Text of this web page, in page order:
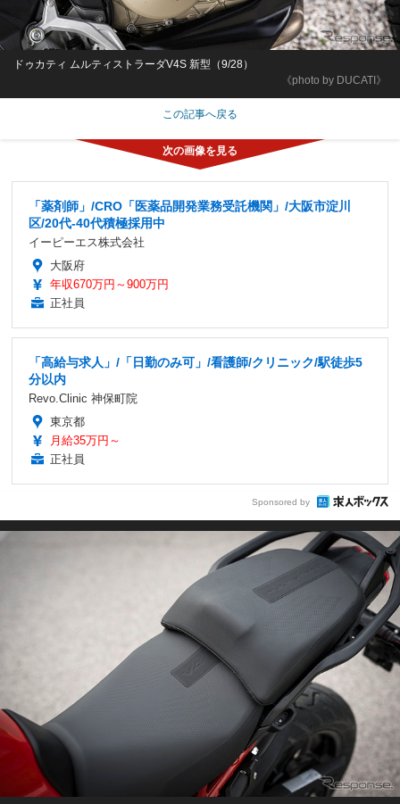
《photo by DUCATI》
ドゥカティ ムルティストラーダV4S 新型（9/28）
この記事へ戻る
「薬剤師」/CRO「医薬品開発業務受託機関」/大阪市淀川
区/20代-40代積極採用中
イーピーエス株式会社
大阪府
年収670万円～900万円
正社員
「高給与求人」/「日勤のみ可」/看護師/クリニック/駅徒歩5
分以内
Revo.Clinic 神保町院
東京都
月給35万円～
正社員
Sponsored by